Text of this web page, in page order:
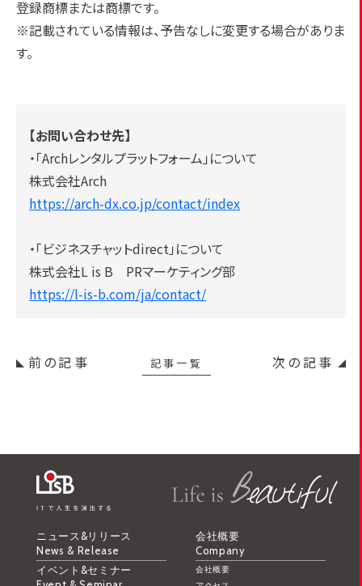
登録商標または商標です。
※記載されている情報は、予告なしに変更する場合がありま
す。
【お問い合わせ先】
・「Archレンタルプラットフォーム」について
株式会社Arch
https://arch-dx.co.jp/contact/index
・「ビジネスチャットdirect」について
株式会社L is B PRマーケティング部
https://l-is-b.com/ja/contact/
前の記事 次の記事
記事一覧
ニュース&リリース
News & Release
イベント&セミナー
会社概要
Company
会社概要